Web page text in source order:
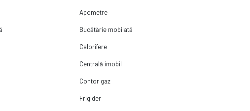
Apometre
Bucătărie mobilată
Calorifere
Centrală imobil
Contor gaz
Frigider